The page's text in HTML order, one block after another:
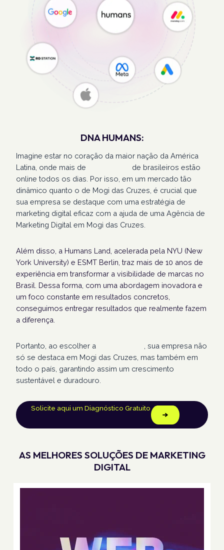
DNA HUMANS:
Imagine estar no coração da maior nação da América
Latina, onde mais de
de brasileiros estão
online todos os dias. Por isso, em um mercado tão
dinâmico quanto o de Mogi das Cruzes, é crucial que
sua empresa se destaque com uma estratégia de
marketing digital eficaz com a ajuda de uma Agência de
Marketing Digital em Mogi das Cruzes.
Além disso, a Humans Land, acelerada pela NYU (New
York University) e ESMT Berlin, traz mais de 10 anos de
experiência em transformar a visibilidade de marcas no
Brasil. Dessa forma, com uma abordagem inovadora e
um foco constante em resultados concretos,
conseguimos entregar resultados que realmente fazem
a diferença.
Portanto, ao escolher a
, sua empresa não
só se destaca em Mogi das Cruzes, mas também em
todo o país, garantindo assim um crescimento
sustentável e duradouro.
Solicite aqui um Diagnóstico Gratuito
AS MELHORES SOLUÇÕES DE MARKETING
DIGITAL